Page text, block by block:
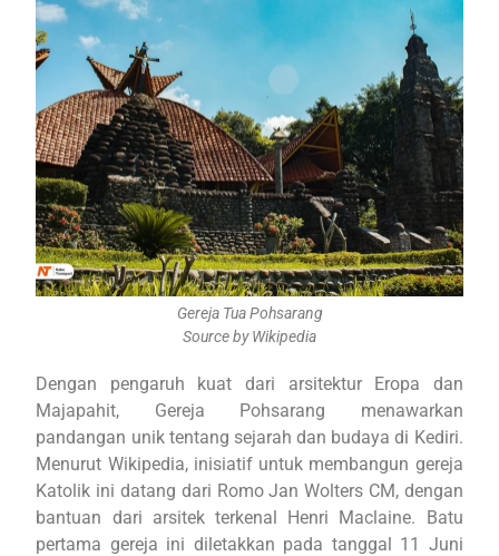
Gereja Tua Pohsarang
Source by Wikipedia
Dengan pengaruh kuat dari arsitektur Eropa dan
Majapahit, Gereja Pohsarang menawarkan
pandangan unik tentang sejarah dan budaya di Kediri.
Menurut Wikipedia, inisiatif untuk membangun gereja
Katolik ini datang dari Romo Jan Wolters CM, dengan
bantuan dari arsitek terkenal Henri Maclaine. Batu
pertama gereja ini diletakkan pada tanggal 11 Juni